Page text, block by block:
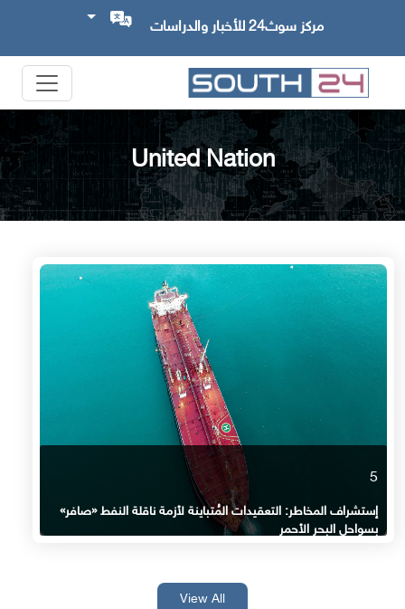
مركز سوث24 للأخبار والدراسات
United Nation
5
إستشراف المخاطر: التعقيدات المُتباينة لأزمة ناقلة النفط «صافر»
بسواحل البحر الأحمر
View All